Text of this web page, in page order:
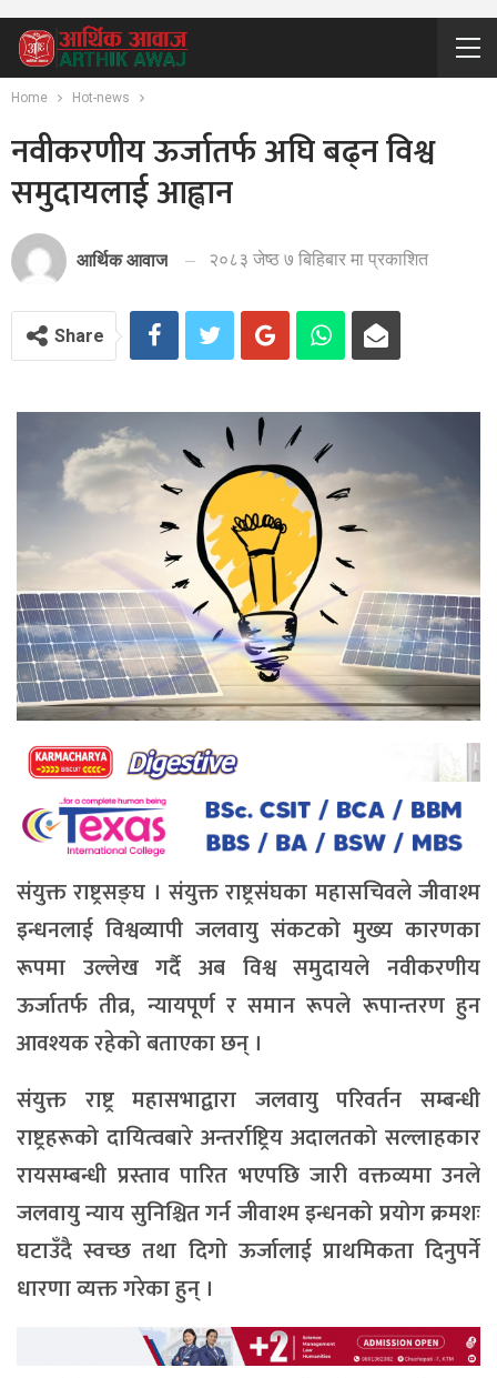
Home Hot-news
नवीकरणीय ऊर्जातर्फ अघि बढ्न विश्व
समुदायलाई आह्वान
आर्थिक आवाज २०८३ जेष्ठ ७ बिहिबार मा प्रकाशित
Share
संयुक्त राष्ट्रसङ्घ । संयुक्त राष्ट्रसंघका महासचिवले जीवाश्म
इन्धनलाई विश्वव्यापी जलवायु संकटको मुख्य कारणका
रूपमा उल्लेख गर्दै अब विश्व समुदायले नवीकरणीय
ऊर्जातर्फ तीव्र, न्यायपूर्ण र समान रूपले रूपान्तरण हुन
आवश्यक रहेको बताएका छन् ।
संयुक्त राष्ट्र महासभाद्वारा जलवायु परिवर्तन सम्बन्धी
राष्ट्रहरूको दायित्वबारे अन्तर्राष्ट्रिय अदालतको सल्लाहकार
रायसम्बन्धी प्रस्ताव पारित भएपछि जारी वक्तव्यमा उनले
जलवायु न्याय सुनिश्चित गर्न जीवाश्म इन्धनको प्रयोग क्रमशः
घटाउँदै स्वच्छ तथा दिगो ऊर्जालाई प्राथमिकता दिनुपर्ने
धारणा व्यक्त गरेका हुन् ।